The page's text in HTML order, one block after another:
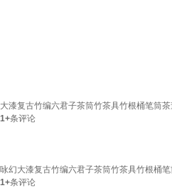
大漆复古竹编六君子茶筒竹茶具竹根桶笔筒
1+条评论
咏幻大漆复古竹编六君子茶筒竹茶具竹根桶
1+条评论